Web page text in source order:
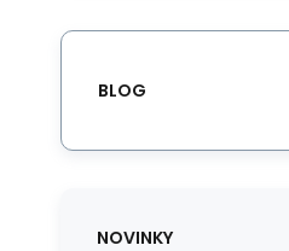
BLOG
NOVINKY